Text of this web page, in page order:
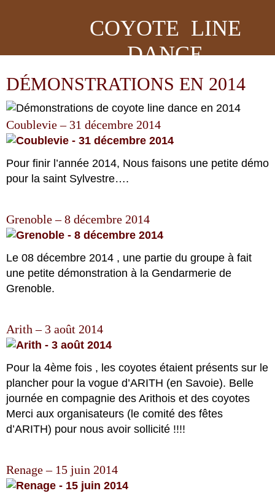
COYOTE LINE
DANCE
DÉMONSTRATIONS EN 2014
Coublevie – 31 décembre 2014
Pour finir l’année 2014, Nous faisons une petite démo
pour la saint Sylvestre….
Grenoble – 8 décembre 2014
Le 08 décembre 2014 , une partie du groupe à fait
une petite démonstration à la Gendarmerie de
Grenoble.
Arith – 3 août 2014
Pour la 4ème fois , les coyotes étaient présents sur le
plancher pour la vogue d’ARITH (en Savoie). Belle
journée en compagnie des Arithois et des coyotes
Merci aux organisateurs (le comité des fêtes
d’ARITH) pour nous avoir sollicité !!!!
Renage – 15 juin 2014